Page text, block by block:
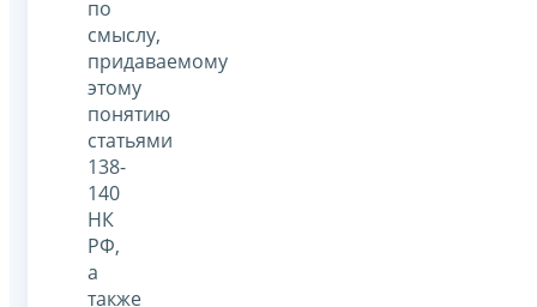
по
смыслу,
придаваемому
этому
понятию
статьями
138-
140
НК
РФ,
а
также